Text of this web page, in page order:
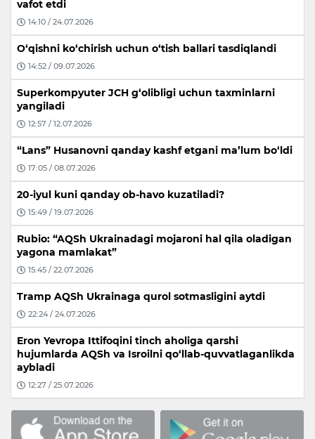
vafot etdi
14:10 / 24.07.2026
O‘qishni ko‘chirish uchun o‘tish ballari tasdiqlandi
14:52 / 09.07.2026
Superkompyuter JCH g‘olibligi uchun taxminlarni
yangiladi
12:57 / 12.07.2026
“Lans” Husanovni qanday kashf etgani ma’lum bo‘ldi
17:05 / 08.07.2026
20-iyul kuni qanday ob-havo kuzatiladi?
15:49 / 19.07.2026
Rubio: “AQSh Ukrainadagi mojaroni hal qila oladigan
yagona mamlakat”
15:45 / 22.07.2026
Tramp AQSh Ukrainaga qurol sotmasligini aytdi
22:24 / 24.07.2026
Eron Yevropa Ittifoqini tinch aholiga qarshi
hujumlarda AQSh va Isroilni qo‘llab-quvvatlaganlikda
aybladi
12:27 / 25.07.2026